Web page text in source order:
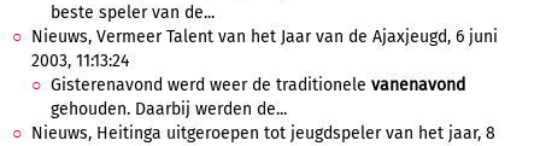
beste speler van de...
Nieuws, Vermeer Talent van het Jaar van de Ajaxjeugd, 6 juni
2003, 11:13:24
Gisterenavond werd weer de traditionele vanenavond
gehouden. Daarbij werden de...
Nieuws, Heitinga uitgeroepen tot jeugdspeler van het jaar, 8